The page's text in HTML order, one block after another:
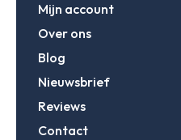
Mijn account
Over ons
Blog
Nieuwsbrief
Reviews
Contact